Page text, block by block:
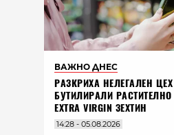
ВАЖНО ДНЕС
РАЗКРИХА НЕЛЕГАЛЕН
БУТИЛИРАЛИ
EXTRA VIRGIN ЗЕХТИН
14:28 - 05.08.2026